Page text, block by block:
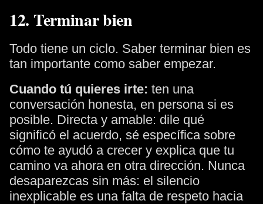
12. Terminar bien
Todo tiene un ciclo. Saber terminar bien es
tan importante como saber empezar.
Cuando tú quieres irte: ten una
conversación honesta, en persona si es
posible. Directa y amable: dile qué
significó el acuerdo, sé específica sobre
cómo te ayudó a crecer y explica que tu
camino va ahora en otra dirección. Nunca
desaparezcas sin más: el silencio
inexplicable es una falta de respeto hacia